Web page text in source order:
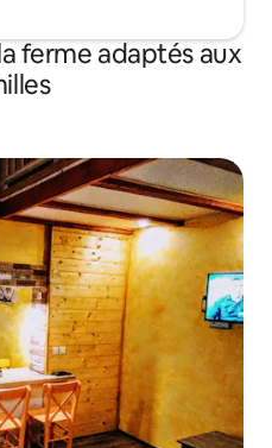
ferme adaptés aux